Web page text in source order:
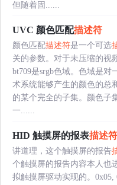
但随着固......
UVC 颜色匹配描述符
颜色匹配描述符是一个可选
关的参数。对于未压缩的视
bt709是srgb色域。色域是
术系统能够产生的颜色的总
的某个完全的子集。颜色子
一......
HID 触摸屏的报表描述符
讲道理，这个触摸屏的报告
个触摸屏的报告内容本人也
拟触摸屏驱动实现的。0x05,